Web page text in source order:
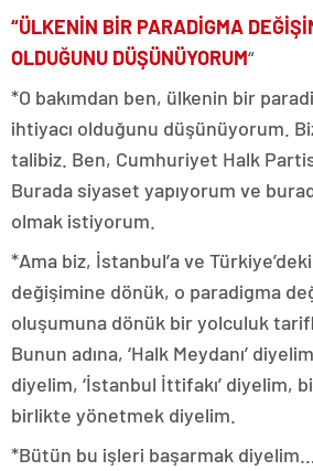
“ÜLKENİN BİR PARADİGMA
OLDUĞUNU DÜŞÜNÜYORUM“
*O bakımdan ben, ülkenin bir
ihtiyacı olduğunu düşünüyorum.
talibiz. Ben, Cumhuriyet Halk
Burada siyaset yapıyorum ve
olmak istiyorum.
*Ama biz, İstanbul’a ve
değişimine dönük, o paradigma
oluşumuna dönük bir yolculuk
Bunun adına, ‘Halk Meydanı’
diyelim, ‘İstanbul İttifakı’ diyelim,
birlikte yönetmek diyelim.
*Bütün bu işleri başarmak